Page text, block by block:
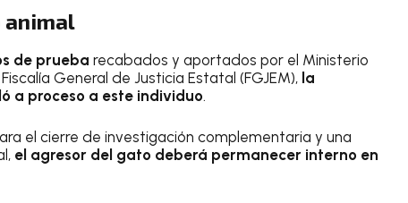
animal
de prueba recabados y aportados por el Ministerio
General de Justicia Estatal (FGJEM), la
a proceso a este individuo.
el cierre de investigación complementaria y una
el agresor del gato deberá permanecer interno en